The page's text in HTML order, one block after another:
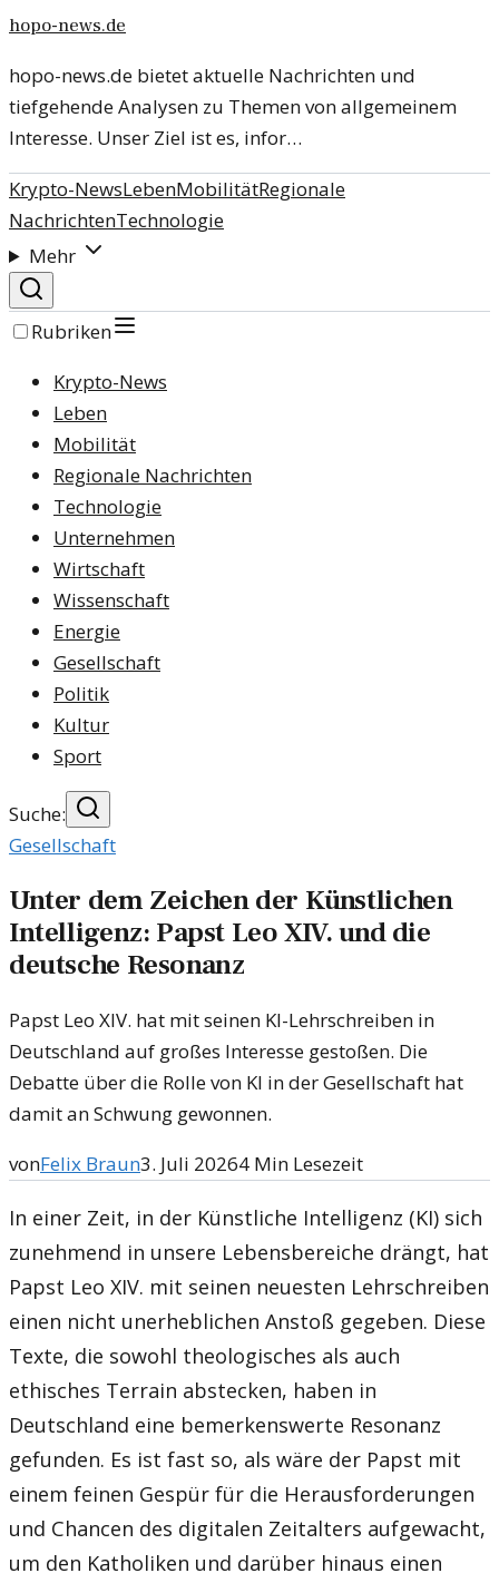
hopo-news.de
hopo-news.de bietet aktuelle Nachrichten und
tiefgehende Analysen zu Themen von allgemeinem
Interesse. Unser Ziel ist es, infor…
Krypto-NewsLebenMobilitätRegionale
NachrichtenTechnologie
Mehr
Rubriken
Krypto-News
Leben
Mobilität
Regionale Nachrichten
Technologie
Unternehmen
Wirtschaft
Wissenschaft
Energie
Gesellschaft
Politik
Kultur
Sport
Suche:
Gesellschaft
Unter dem Zeichen der Künstlichen
Intelligenz: Papst Leo XIV. und die
deutsche Resonanz
Papst Leo XIV. hat mit seinen KI-Lehrschreiben in
Deutschland auf großes Interesse gestoßen. Die
Debatte über die Rolle von KI in der Gesellschaft hat
damit an Schwung gewonnen.
vonFelix Braun3. Juli 20264 Min Lesezeit
In einer Zeit, in der Künstliche Intelligenz (KI) sich
zunehmend in unsere Lebensbereiche drängt, hat
Papst Leo XIV. mit seinen neuesten Lehrschreiben
einen nicht unerheblichen Anstoß gegeben. Diese
Texte, die sowohl theologisches als auch
ethisches Terrain abstecken, haben in
Deutschland eine bemerkenswerte Resonanz
gefunden. Es ist fast so, als wäre der Papst mit
einem feinen Gespür für die Herausforderungen
und Chancen des digitalen Zeitalters aufgewacht,
um den Katholiken und darüber hinaus einen